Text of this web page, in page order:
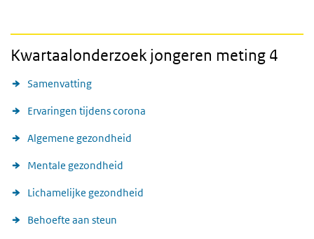
Kwartaalonderzoek jongeren meting 4
Samenvatting
Ervaringen tijdens corona
Algemene gezondheid
Mentale gezondheid
Lichamelijke gezondheid
Behoefte aan steun